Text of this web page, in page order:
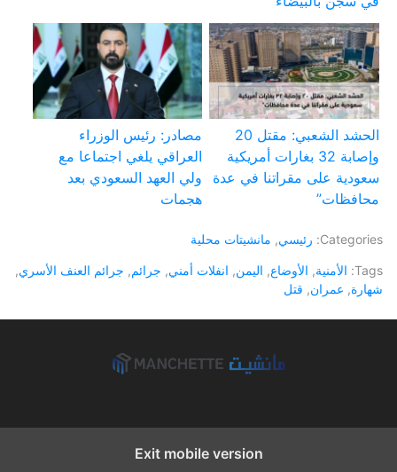
الحشد الشعبي: مقتل 20
وإصابة 32 بغارات أمريكية
سعودية على مقراتنا في عدة
محافظات”
مصادر: رئيس الوزراء
العراقي يلغي اجتماعا مع
ولي العهد السعودي بعد
هجمات
Categories: رئيسي, مانشيتات محلية
Tags: الأمنية, الأوضاع, اليمن, انفلات أمني, جرائم, جرائم العنف الأسري,
شهارة, عمران, قتل
Exit mobile version